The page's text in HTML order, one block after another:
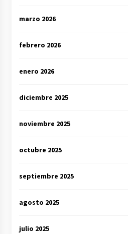
marzo 2026
febrero 2026
enero 2026
diciembre 2025
noviembre 2025
octubre 2025
septiembre 2025
agosto 2025
julio 2025